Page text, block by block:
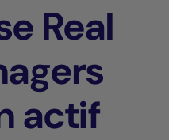
Real
actif